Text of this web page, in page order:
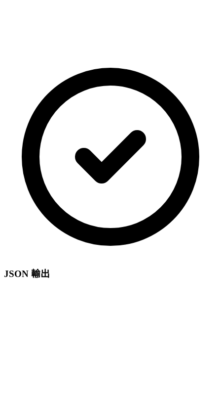
JSON 輸出